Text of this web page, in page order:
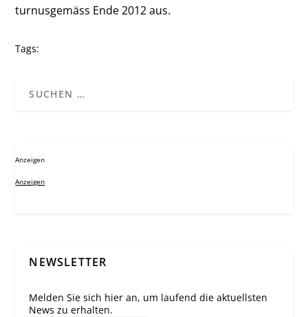
turnusgemäss Ende 2012 aus.
Tags:
Anzeigen
Anzeigen
NEWSLETTER
Melden Sie sich hier an, um laufend die aktuellsten
News zu erhalten.